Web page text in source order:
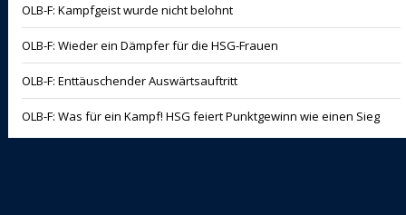
OLB-F: Kampfgeist wurde nicht belohnt
OLB-F: Wieder ein Dämpfer für die HSG-Frauen
OLB-F: Enttäuschender Auswärtsauftritt
OLB-F: Was für ein Kampf! HSG feiert Punktgewinn wie einen Sieg